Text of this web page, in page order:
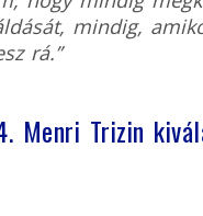
mindig,
rá.”
Menri Trizin